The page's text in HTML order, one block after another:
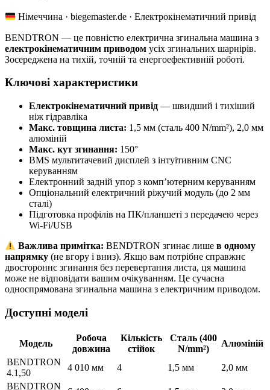
Німеччина · biegemaster.de · Електрокінематичний привід
BENDTRON — це повністю електрична згинальна машина з
електрокінематичним приводом усіх згинальних шарнірів.
Зосереджена на тихій, точній та енергоефективній роботі.
Ключові характеристики
Електрокінематичний привід — швидший і тихіший
ніж гідравліка
Макс. товщина листа: 1,5 мм (сталь 400 N/mm²), 2,0 мм
алюміній
Макс. кут згинання: 150°
BMS мультитачевий дисплей з інтуїтивним CNC
керуванням
Електронний задній упор з комп’ютерним керуванням
Опціональний електричний ріжучий модуль (до 2 мм
сталі)
Підготовка профілів на ПК/планшеті з передачею через
Wi-Fi/USB
Важлива примітка: BENDTRON згинає лишев одному
напрямку (не вгору і вниз). Якщо вам потрібне справжнє
двостороннє згинання без перевертання листа, ця машина
може не відповідати вашим очікуванням. Це сучасна
односпрямована згинальна машина з електричним приводом.
Доступні моделі
Модель
Робоча
довжина
Кількість
стійок
Сталь (400
N/mm²)
Алюміній
BENDTRON
4.1,50
4 010 мм 4 1,5 мм
2,0 мм
BENDTRON